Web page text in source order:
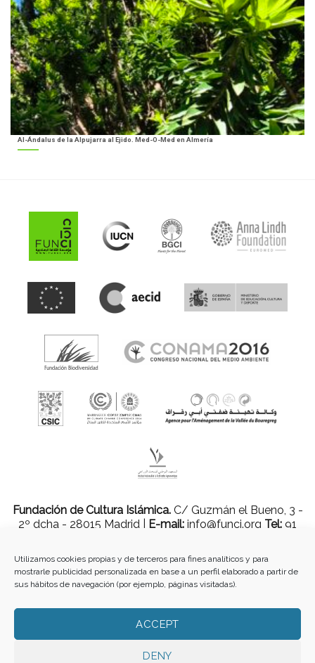
Utilizamos cookies propias y de terceros para fines analíticos y para
mostrarle publicidad personalizada en base a un perfil elaborado a partir de
sus hábitos de navegación (por ejemplo, páginas visitadas).
ACCEPT
DENY
Al-Ándalus de la Alpujarra al Ejido. Med-O-Med en Almería
Fundación de Cultura Islámica.C/ Guzmán el Bueno, 3 -
2º dcha - 28015 Madrid |
E-mail: info@funci.org Tel: 91
internacionales de copyright y no pueden ser reproducidos, distribuidos,
transmitidos, exhibidos, publicados o retransmitidos sin el permiso previo por
otro aviso de copyright del contenido. Sin embargo, puede descargar el material